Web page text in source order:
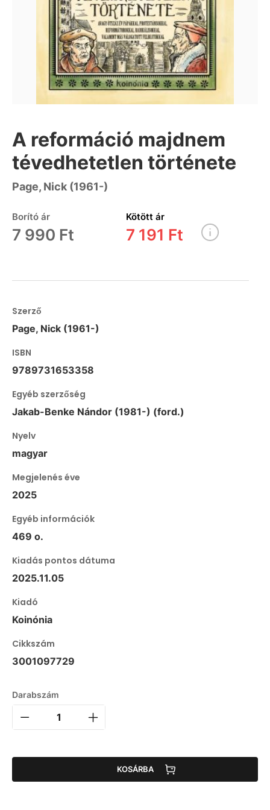
A reformáció majdnem
tévedhetetlen története
Page, Nick (1961-)
Borító ár
7 990 Ft
Kötött ár
7 191 Ft
Szerző
Page, Nick (1961-)
ISBN
9789731653358
Egyéb szerzőség
Jakab-Benke Nándor (1981-) (ford.)
Nyelv
magyar
Megjelenés éve
2025
Egyéb információk
469 o.
Kiadás pontos dátuma
2025.11.05
Kiadó
Koinónia
Cikkszám
3001097729
Darabszám
KOSÁRBA